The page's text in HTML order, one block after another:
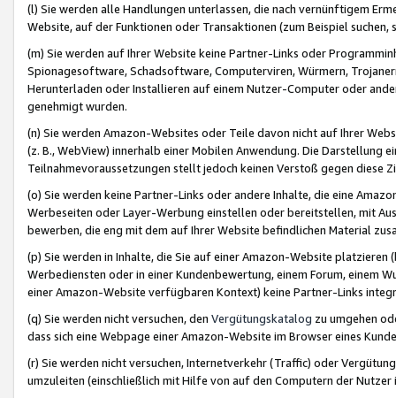
(l) Sie werden alle Handlungen unterlassen, die nach vernünftigem
Website, auf der Funktionen oder Transaktionen (zum Beispiel
(m) Sie werden auf Ihrer Website keine Partner-Links oder
Spionagesoftware, Schadsoftware, Computerviren, Würmern,
Herunterladen oder Installieren auf einem Nutzer-Computer oder
genehmigt wurden.
(n) Sie werden Amazon-Websites oder Teile davon nicht auf Ihrer
(z. B., WebView) innerhalb einer Mobilen Anwendung. Die Darstellung
Teilnahmevoraussetzungen stellt jedoch keinen Verstoß gegen diese
(o) Sie werden keine Partner-Links oder andere Inhalte, die eine
Werbeseiten oder Layer-Werbung einstellen oder bereitstellen, mit
bewerben, die eng mit dem auf Ihrer Website befindlichen Material
(p) Sie werden in Inhalte, die Sie auf einer Amazon-Website
Werbediensten oder in einer Kundenbewertung, einem Forum, einem
einer Amazon-Website verfügbaren Kontext) keine Partner-Links
(q) Sie werden nicht versuchen, den Vergütungskatalog zu umgehen
dass sich eine Webpage einer Amazon-Website im Browser eines
(r) Sie werden nicht versuchen, Internetverkehr (Traffic) oder
umzuleiten (einschließlich mit Hilfe von auf den Computern der